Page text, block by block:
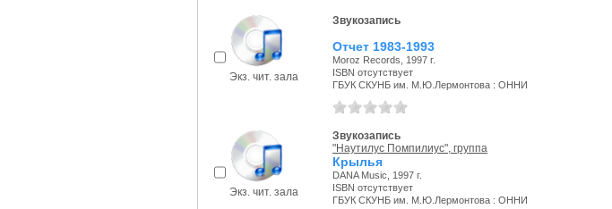
Экз. чит. зала
Звукозапись
Отчет 1983-1993
Moroz Records, 1997 г.
ISBN отсутствует
ГБУК СКУНБ им. М.Ю.Лермонтова : ОННИ
Экз. чит. зала
Звукозапись
"Наутилус Помпилиус", группа
Крылья
DANA Music, 1997 г.
ISBN отсутствует
ГБУК СКУНБ им. М.Ю.Лермонтова : ОННИ